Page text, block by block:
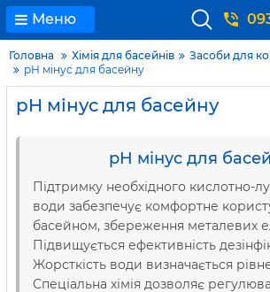
Меню
Головна Хімія для басейнів
Засоби для
pH мінус для басейну
pH мінус для басейну
pH мінус для
Підтримку необхідного кислотно-
води забезпечує комфортне
басейном, збереження металевих
Підвищується ефективність
Жорсткість води визначається
Спеціальна хімія дозволяє